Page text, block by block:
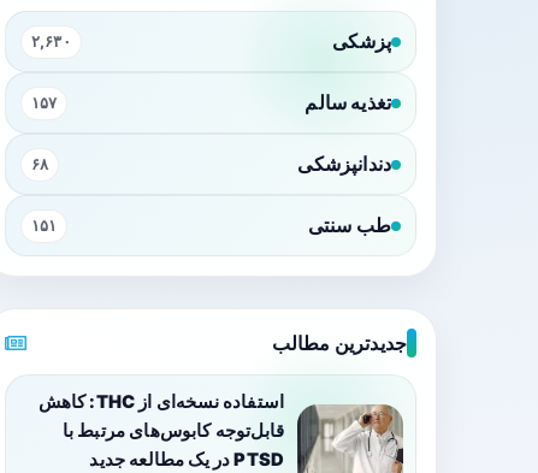
پزشکی ۲,۶۳۰
تغذیه سالم ۱۵۷
دندانپزشکی ۶۸
طب سنتی ۱۵۱
جدیدترین مطالب
استفاده نسخه‌ای از THC: کاهش
قابل‌توجه کابوس‌های مرتبط با
PTSD در یک مطالعه جدید